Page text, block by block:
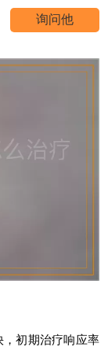
询问他
初期治疗响应率